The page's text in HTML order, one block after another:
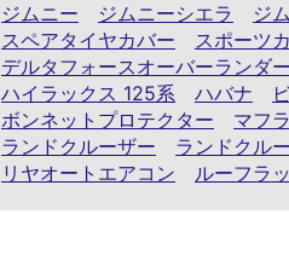
ジムニー
ジムニーシエラ ジ
スペアタイヤカバー
スポーツ
デルタフォースオーバーランダー
ハイラックス 125系
ハバナ
ボンネットプロテクター
マフ
ランドクルーザー
ランドクル
リヤオートエアコン
ルーフラ